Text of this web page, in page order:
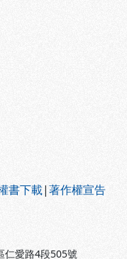
書下載|著作權宣告
仁愛路4段505號